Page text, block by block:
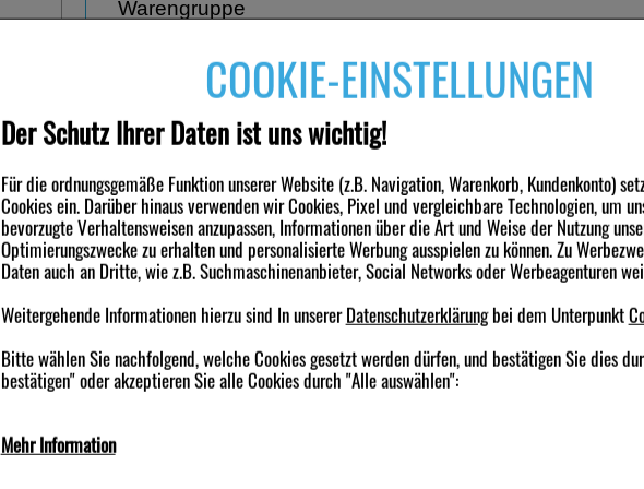
COOKIE-EINSTELLUNGEN
Der Schutz Ihrer Daten ist uns wichtig!
Für die ordnungsgemäße Funktion unserer Website (z.B. Navigation, Warenkorb, Kundenkonto)
Cookies ein. Darüber hinaus verwenden wir Cookies, Pixel und vergleichbare Technologien, um
bevorzugte Verhaltensweisen anzupassen, Informationen über die Art und Weise der Nutzung
Optimierungszwecke zu erhalten und personalisierte Werbung ausspielen zu können. Zu
Daten auch an Dritte, wie z.B. Suchmaschinenanbieter, Social Networks oder Werbeagenturen
Weitergehende Informationen hierzu sind In unsererDatenschutzerklärungbei dem Unterpunkt
Bitte wählen Sie nachfolgend, welche Cookies gesetzt werden dürfen, und bestätigen Sie dies
bestätigen" oder akzeptieren Sie alle Cookies durch "Alle auswählen":
Mehr Information
Warengruppe
Andere Kunden haben ebenfalls folgende Produkte gekauft
-44% -49,5% -19%